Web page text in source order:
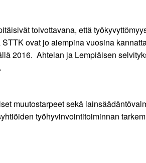
toivottavana, että
ovat jo aiempina vuosina
2016. Ahtelan ja Lempiäisen
muutostarpeet sekä
työhyvinvointitoiminnan